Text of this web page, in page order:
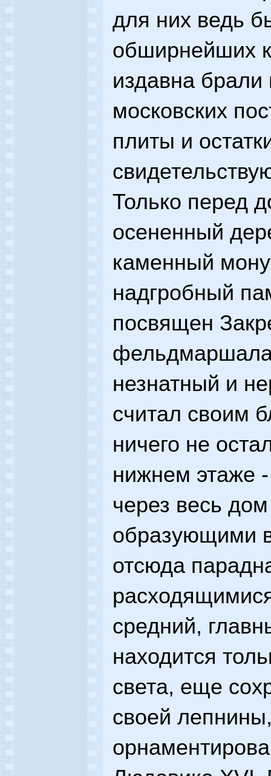
для них ведь
обширнейших
издавна брали
московских
плиты и
Только перед
осененный
каменный
надгробный
посвящен
фельдмаршала
незнатный и
считал своим
ничего не
нижнем этаже
через весь
образующими
отсюда
средний,
находится
света, еще
своей